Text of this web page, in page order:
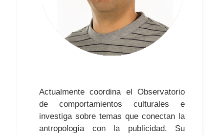
Actualmente coordina el Observatorio
de comportamientos culturales e
investiga sobre temas que conectan la
antropología con la publicidad. Su